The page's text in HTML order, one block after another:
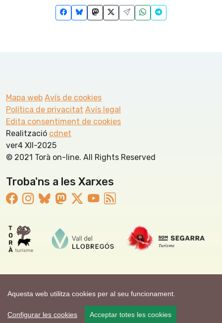
Aquesta web utilitza cookies per al seu funcionament.
Configurar les cookies Acceptar totes les cookies
Mapa web Avís de cookies
Política de privacitat Avís legal
Edita consentiment de cookies
Realització cdnet
ver4 XII-2025
© 2021 Torà on-line. All Rights Reserved
Troba'ns a les Xarxes